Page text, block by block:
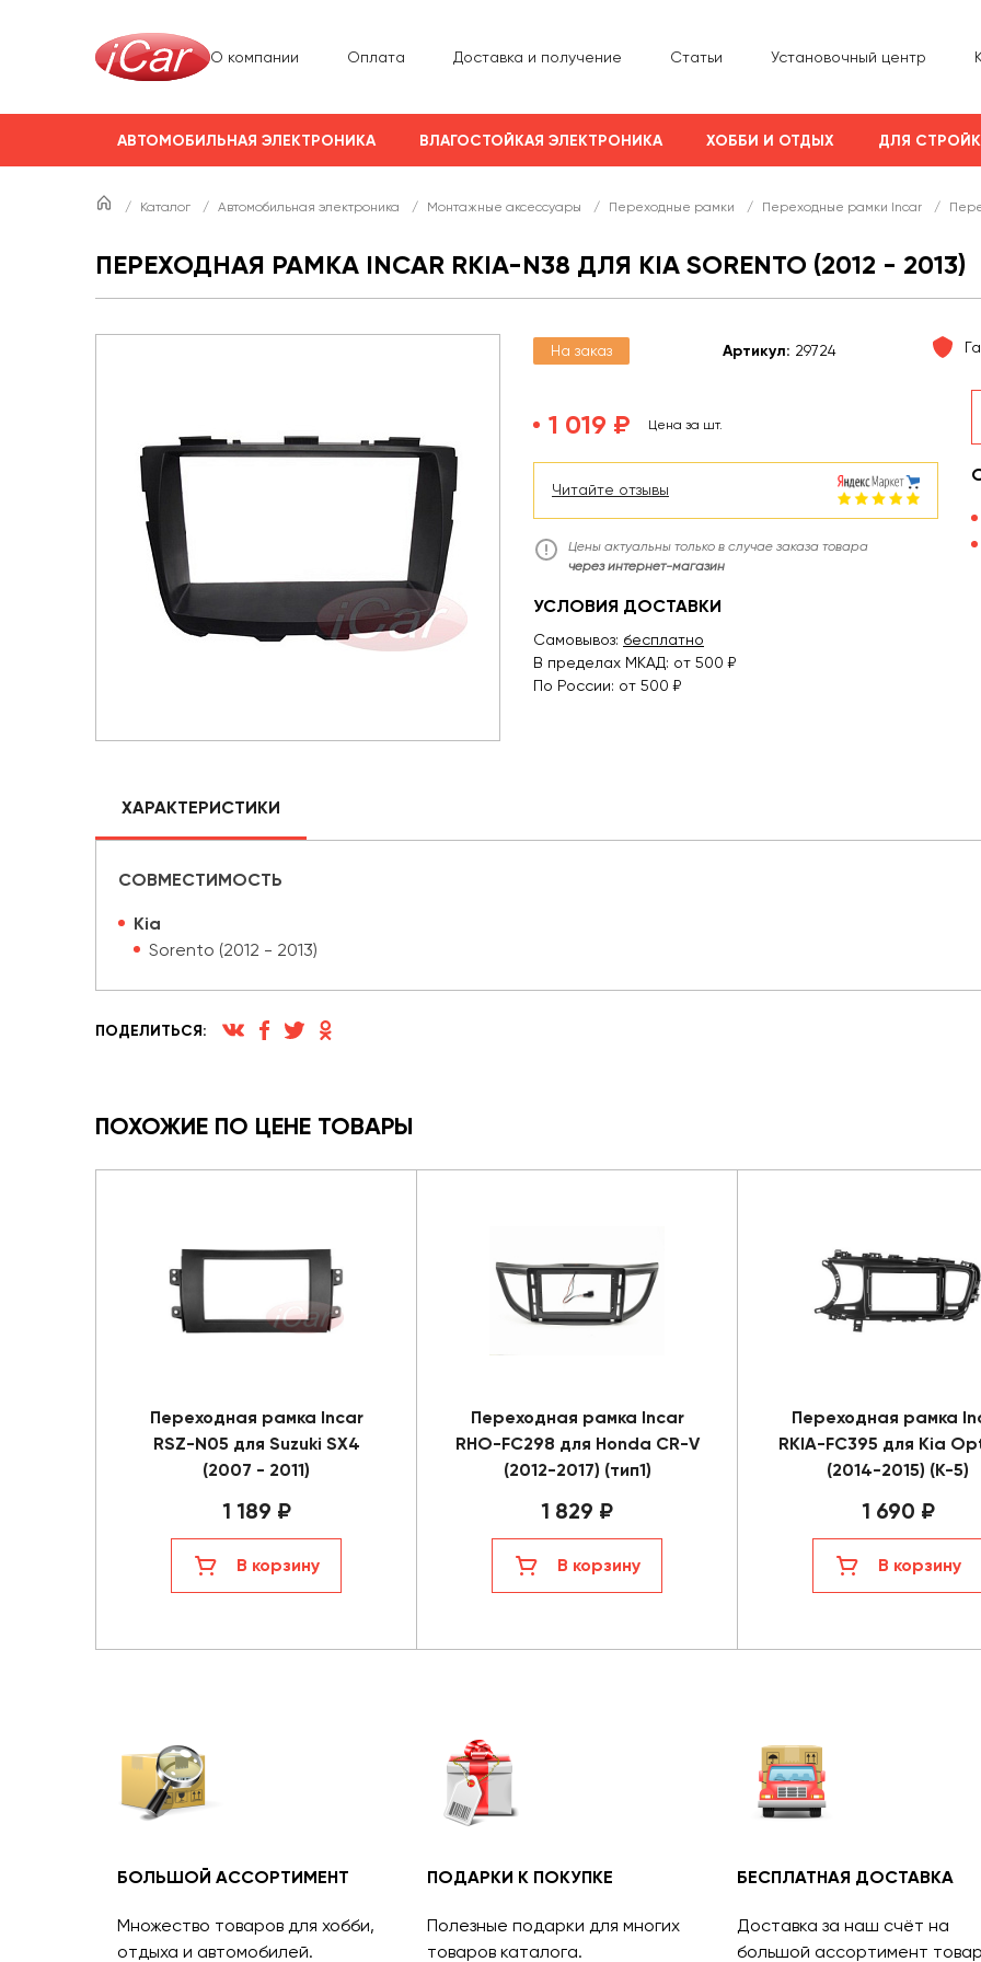
О компании Оплата Доставка и получение Статьи Установочный центр
АВТОМОБИЛЬНАЯ ЭЛЕКТРОНИКА ВЛАГОСТОЙКАЯ ЭЛЕКТРОНИКА ХОББИ И ОТДЫХ ДЛЯ
/ Каталог / Автомобильная электроника / Монтажные аксессуары / Переходные рамки / Переходные рамки Incar /
ПЕРЕХОДНАЯ РАМКА INCAR RKIA-N38 ДЛЯ KIA SORENTO (2012 - 2013)
На заказ Артикул: 29724
1 019 ₽ Цена за шт.
Читайте отзывы
Цены актуальны только в случае заказа товара
через интернет-магазин
УСЛОВИЯ ДОСТАВКИ
Самовывоз: бесплатно
В пределах МКАД: от 500 ₽
По России: от 500 ₽
ХАРАКТЕРИСТИКИ
СОВМЕСТИМОСТЬ
Kia
Sorento (2012 - 2013)
ПОДЕЛИТЬСЯ:
ПОХОЖИЕ ПО ЦЕНЕ ТОВАРЫ
Переходная рамка Incar
RSZ-N05 для Suzuki SX4
(2007 - 2011)
1 189 ₽
В корзину
Переходная рамка Incar
RHO-FC298 для Honda CR-V
(2012-2017) (тип1)
1 829 ₽
В корзину
Переходная рамка
RKIA-FC395 для Kia
(2014-2015) (K-5)
1 690 ₽
В корзину
БОЛЬШОЙ АССОРТИМЕНТ
Множество товаров для хобби,
отдыха и автомобилей.
ПОДАРКИ К ПОКУПКЕ
Полезные подарки для многих
товаров каталога.
БЕСПЛАТНАЯ ДОСТАВКА
Доставка за наш счёт на
большой ассортимент